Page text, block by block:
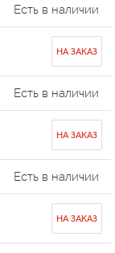
Есть в наличии
НА ЗАКАЗ
Есть в наличии
НА ЗАКАЗ
Есть в наличии
НА ЗАКАЗ